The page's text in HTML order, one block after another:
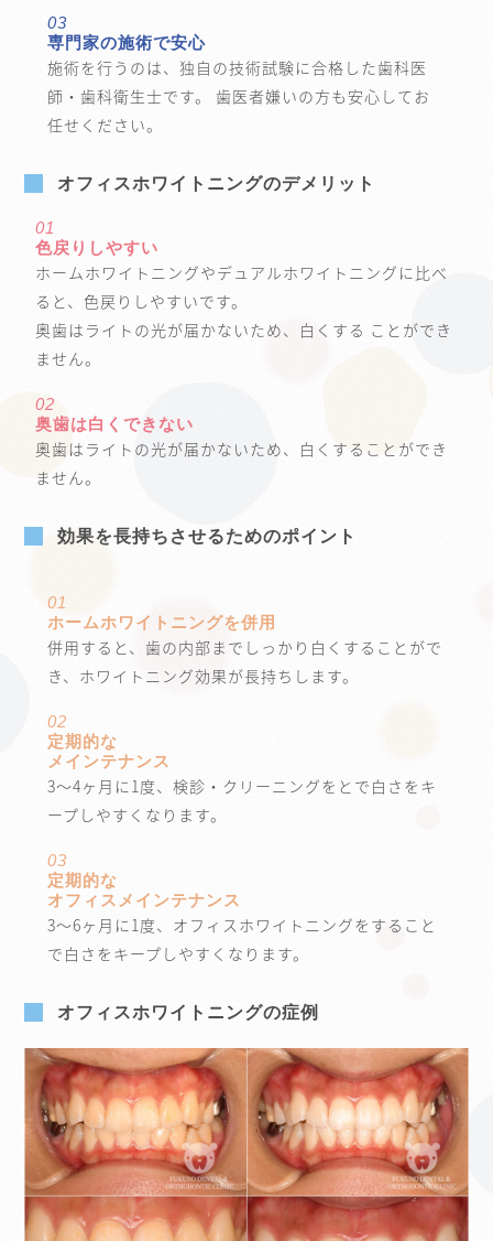
03
専門家の施術で安心
施術を行うのは、独自の技術試験に合格した歯科医
師・歯科衛生士です。 歯医者嫌いの方も安心してお
任せください。
オフィスホワイトニングのデメリット
01
色戻りしやすい
ホームホワイトニングやデュアルホワイトニングに比べ
ると、色戻りしやすいです。
奥歯はライトの光が届かないため、白くする ことができ
ません。
02
奥歯は白くできない
奥歯はライトの光が届かないため、白くすることができ
ません。
効果を長持ちさせるためのポイント
01
ホームホワイトニングを併用
併用すると、歯の内部までしっかり白くすることがで
き、ホワイトニング効果が長持ちします。
02
定期的な
メインテナンス
3～4ヶ月に1度、検診・クリーニングをとで白さをキ
ープしやすくなります。
03
定期的な
オフィスメインテナンス
3～6ヶ月に1度、オフィスホワイトニングをすること
で白さをキープしやすくなります。
オフィスホワイトニングの症例